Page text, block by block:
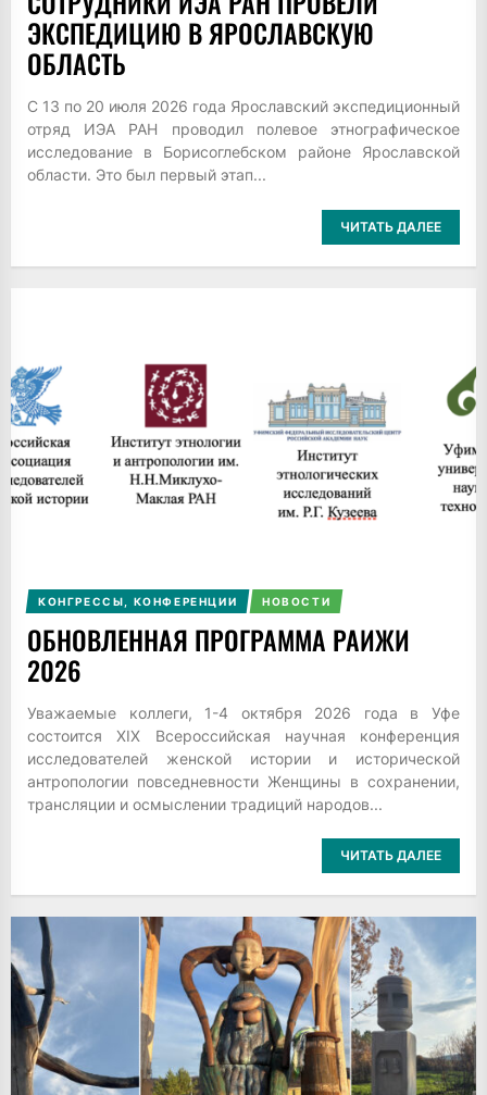
ЭКСПЕДИЦИЮ В ЯРОСЛАВСКУЮ
ОБЛАСТЬ
С 13 по 20 июля 2026 года Ярославский экспедиционный
отряд ИЭА РАН проводил полевое этнографическое
исследование в Борисоглебском районе Ярославской
области. Это был первый этап...
ЧИТАТЬ ДАЛЕЕ
КОНГРЕССЫ, КОНФЕРЕНЦИИ НОВОСТИ
ОБНОВЛЕННАЯ ПРОГРАММА РАИЖИ
2026
Уважаемые коллеги, 1-4 октября 2026 года в Уфе
состоится XIX Всероссийская научная конференция
исследователей женской истории и исторической
антропологии повседневности Женщины в сохранении,
трансляции и осмыслении традиций народов...
ЧИТАТЬ ДАЛЕЕ